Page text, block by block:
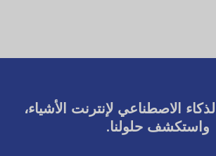
الاصطناعي لإنترنت الأشياء،
واستكشف حلولنا.